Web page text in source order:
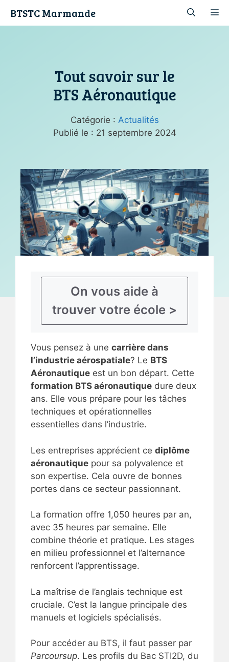
BTSTC Marmande
Tout savoir sur le
BTS Aéronautique
Catégorie : Actualités
Publié le : 21 septembre 2024
On vous aide à
trouver votre école >
Vous pensez à une carrière dans
l’industrie aérospatiale? Le BTS
Aéronautique est un bon départ. Cette
formation BTS aéronautique dure deux
ans. Elle vous prépare pour les tâches
techniques et opérationnelles
essentielles dans l’industrie.
Les entreprises apprécient ce diplôme
aéronautique pour sa polyvalence et
son expertise. Cela ouvre de bonnes
portes dans ce secteur passionnant.
La formation offre 1,050 heures par an,
avec 35 heures par semaine. Elle
combine théorie et pratique. Les stages
en milieu professionnel et l’alternance
renforcent l’apprentissage.
La maîtrise de l’anglais technique est
cruciale. C’est la langue principale des
manuels et logiciels spécialisés.
Pour accéder au BTS, il faut passer par
Parcoursup. Les profils du Bac STI2D, du